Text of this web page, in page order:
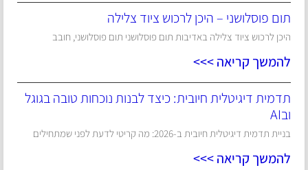
תום פוסלושני – היכן לרכוש ציוד צלילה
היכן לרכוש ציוד צלילה באדיבות תום פוסלושני תום פוסלושני, חובב
להמשך קריאה >>>
תדמית דיגיטלית חיובית: כיצד לבנות נוכחות טובה בגוגל
ובAI
בניית תדמית דיגיטלית חיובית ב-2026: מה קריטי לדעת לפני שמתחילים
להמשך קריאה >>>